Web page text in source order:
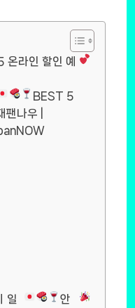
온라인 할인 예
BEST 5
팬나우 |
ㅣ일
안